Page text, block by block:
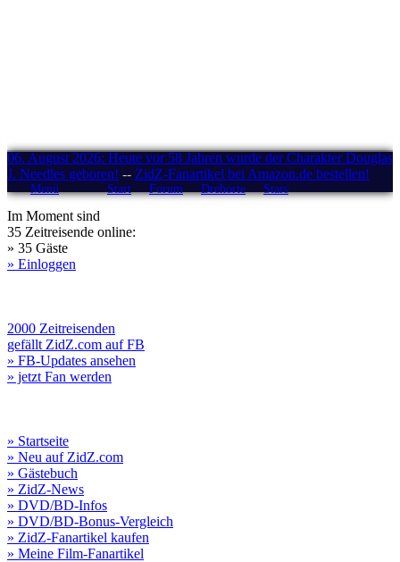
06. August 2026: Heute vor 58 Jahren wurde der Charakter Douglas
J. Needles geboren! -- ZidZ-Fanartikel bei Amazon.de bestellen!
Menü Start Forum Drehorte Stars
Im Moment sind
35 Zeitreisende online:
» 35 Gäste
» Einloggen
2000 Zeitreisenden
gefällt ZidZ.com auf FB
» FB-Updates ansehen
» jetzt Fan werden
» Startseite
» Neu auf ZidZ.com
» Gästebuch
» ZidZ-News
» DVD/BD-Infos
» DVD/BD-Bonus-Vergleich
» ZidZ-Fanartikel kaufen
» Meine Film-Fanartikel